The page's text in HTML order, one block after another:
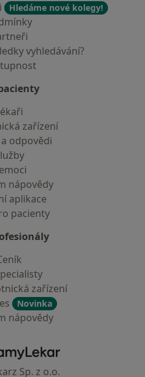
Hledáme nové kolegy!
vyhledávání?
zařízení
odpovědi
nápovědy
aplikace
pacienty
zařízení
Novinka
nápovědy
ZnamyLekar - Hlavní stránka
Sp. z o.o.